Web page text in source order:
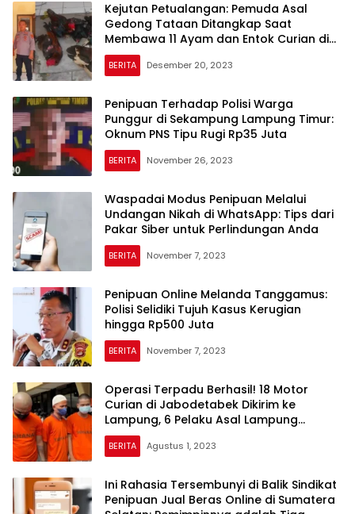
Kejutan Petualangan: Pemuda Asal
Gedong Tataan Ditangkap Saat
Membawa 11 Ayam dan Entok Curian di
Gadingrejo Pringsewu
BERITA Desember 20, 2023
Penipuan Terhadap Polisi Warga
Punggur di Sekampung Lampung Timur:
Oknum PNS Tipu Rugi Rp35 Juta
BERITA November 26, 2023
Waspadai Modus Penipuan Melalui
Undangan Nikah di WhatsApp: Tips dari
Pakar Siber untuk Perlindungan Anda
BERITA November 7, 2023
Penipuan Online Melanda Tanggamus:
Polisi Selidiki Tujuh Kasus Kerugian
hingga Rp500 Juta
BERITA November 7, 2023
Operasi Terpadu Berhasil! 18 Motor
Curian di Jabodetabek Dikirim ke
Lampung, 6 Pelaku Asal Lampung
Diringkus!
BERITA Agustus 1, 2023
Ini Rahasia Tersembunyi di Balik Sindikat
Penipuan Jual Beras Online di Sumatera